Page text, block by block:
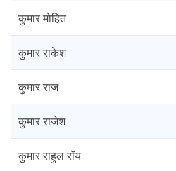
कुमार मोहित
कुमार राकेश
कुमार राज
कुमार राजेश
कुमार राहुल रॉय